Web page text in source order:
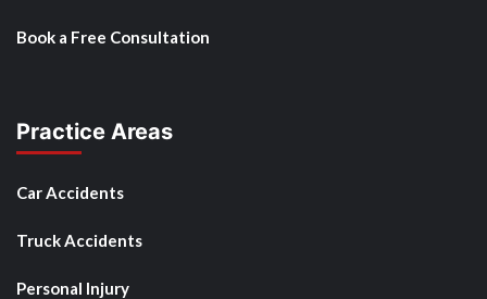
Book a Free Consultation
Practice Areas
Car Accidents
Truck Accidents
Personal Injury